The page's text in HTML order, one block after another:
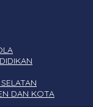
DAN KOTA